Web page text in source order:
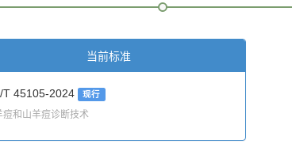
当前标准
T 45105-2024 现行
痘和山羊痘诊断技术